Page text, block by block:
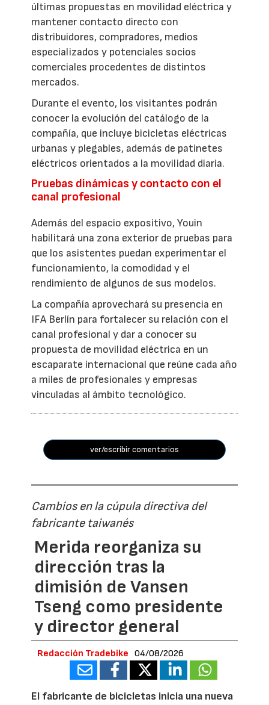
últimas propuestas en movilidad eléctrica y
mantener contacto directo con
distribuidores, compradores, medios
especializados y potenciales socios
comerciales procedentes de distintos
mercados.
Durante el evento, los visitantes podrán
conocer la evolución del catálogo de la
compañía, que incluye bicicletas eléctricas
urbanas y plegables, además de patinetes
eléctricos orientados a la movilidad diaria.
Pruebas dinámicas y contacto con el
canal profesional
Además del espacio expositivo, Youin
habilitará una zona exterior de pruebas para
que los asistentes puedan experimentar el
funcionamiento, la comodidad y el
rendimiento de algunos de sus modelos.
La compañía aprovechará su presencia en
IFA Berlín para fortalecer su relación con el
canal profesional y dar a conocer su
propuesta de movilidad eléctrica en un
escaparate internacional que reúne cada año
a miles de profesionales y empresas
vinculadas al ámbito tecnológico.
ver/escribir comentarios
Cambios en la cúpula directiva del
fabricante taiwanés
Merida reorganiza su
dirección tras la
dimisión de Vansen
Tseng como presidente
y director general
Redacción Tradebike 04/08/2026
El fabricante de bicicletas inicia una nueva